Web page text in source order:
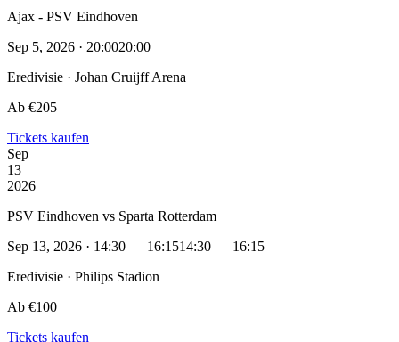
Ajax - PSV Eindhoven
Sep 5, 2026 · 20:0020:00
Eredivisie · Johan Cruijff Arena
Ab €205
Tickets kaufen
Sep
13
2026
PSV Eindhoven vs Sparta Rotterdam
Sep 13, 2026 · 14:30 — 16:1514:30 — 16:15
Eredivisie · Philips Stadion
Ab €100
Tickets kaufen